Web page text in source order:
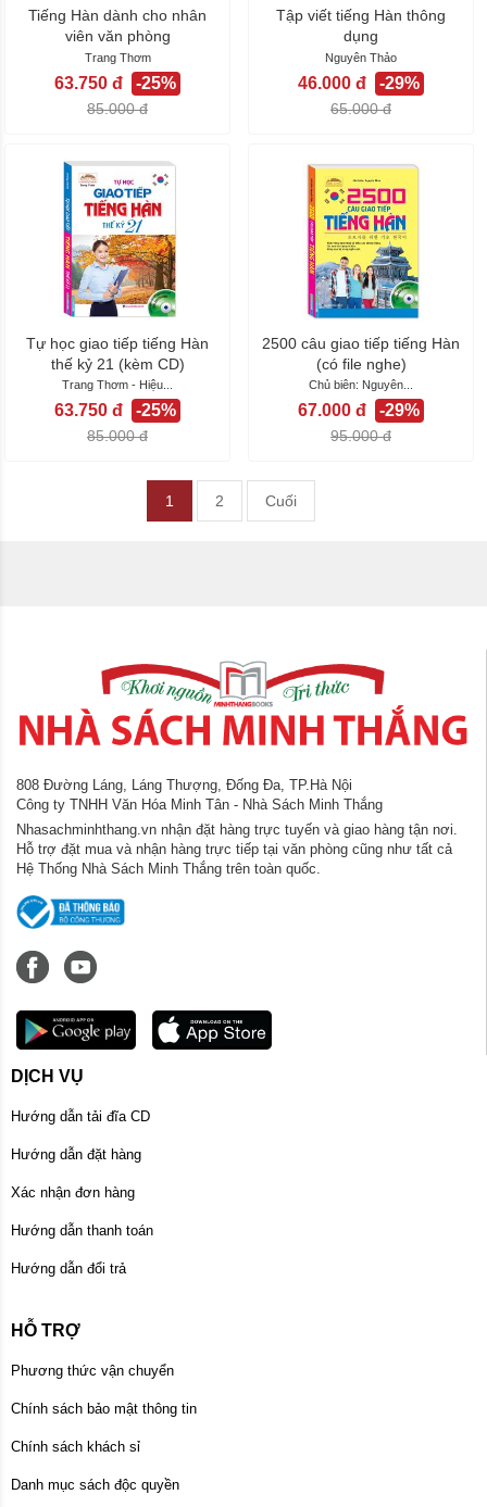
Tiếng Hàn dành cho nhân
viên văn phòng
Trang Thơm
63.750 đ -25%
85.000 đ
Tập viết tiếng Hàn thông
dụng
Nguyên Thảo
46.000 đ -29%
65.000 đ
Tự học giao tiếp tiếng Hàn
thế kỷ 21 (kèm CD)
Trang Thơm - Hiệu...
63.750 đ -25%
85.000 đ
2500 câu giao tiếp tiếng Hàn
(có file nghe)
Chủ biên: Nguyên...
67.000 đ -29%
95.000 đ
1 2 Cuối
808 Đường Láng, Láng Thượng, Đống Đa, TP.Hà Nội
Công ty TNHH Văn Hóa Minh Tân - Nhà Sách Minh Thắng
Nhasachminhthang.vn nhận đặt hàng trực tuyến và giao hàng tận nơi.
Hỗ trợ đặt mua và nhận hàng trực tiếp tại văn phòng cũng như tất cả
Hệ Thống Nhà Sách Minh Thắng trên toàn quốc.
DỊCH VỤ
Hướng dẫn tải đĩa CD
Hướng dẫn đặt hàng
Xác nhận đơn hàng
Hướng dẫn thanh toán
Hướng dẫn đổi trả
HỖ TRỢ
Phương thức vận chuyển
Chính sách bảo mật thông tin
Chính sách khách sỉ
Danh mục sách độc quyền